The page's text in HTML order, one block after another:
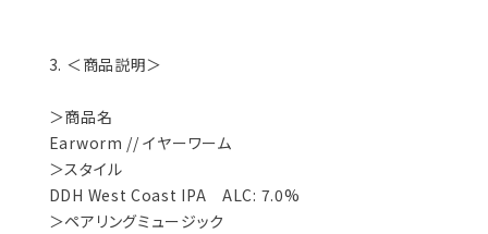
3. ＜商品説明＞
＞商品名
Earworm // イヤーワーム
＞スタイル
DDH West Coast IPA ALC: 7.0%
＞ペアリングミュージック